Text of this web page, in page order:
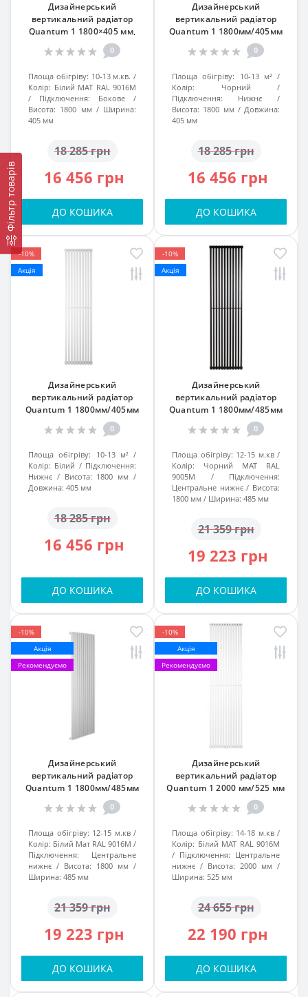
Фільтр товарів
Дизайнерський
вертикальний радіатор
Quantum 1 1800×405 мм,
Білий Матовий (RAL9016 М),
підкл. №34
0
Площа обігріву: 10-13 м.кв.
Колір: Білий МАТ RAL 9016M
Підключення:
Бокове
Висота: 1800 мм
Ширина:
405 мм
18 285 грн
16 456 грн
ДО КОШИКА
Дизайнерський
вертикальний радіатор
Quantum 1 1800мм/405мм
підк. №99 чорний
0
Площа обігріву:
10-13 м²
Колір:
Чорний
Підключення:
Нижнє
Висота: 1800 мм
Довжина:
405 мм
18 285 грн
16 456 грн
ДО КОШИКА
-10%
Акція
Дизайнерський
вертикальний радіатор
Quantum 1 1800мм/405мм
білий підк. №99
0
Площа обігріву:
10-13 м²
Колір: Білий
Підключення:
Нижнє
Висота: 1800 мм
Довжина: 405 мм
18 285 грн
16 456 грн
ДО КОШИКА
-10%
Акція
Дизайнерський
вертикальний радіатор
Quantum 1 1800мм/485мм
підк. №99 чорний
0
Площа обігріву: 12-15 м.кв
Колір:
Чорний МАТ RAL
9005M
Підключення:
Центральне нижнє
Висота:
1800 мм
Ширина: 485 мм
21 359 грн
19 223 грн
ДО КОШИКА
-10%
Акція
Рекомендуємо
Дизайнерський
вертикальний радіатор
Quantum 1 1800мм/485мм
білий підк. №99
0
Площа обігріву: 12-15 м.кв
Колір: Білий Мат RAL 9016M
Підключення:
Центральне
нижнє
Висота: 1800 мм
Ширина: 485 мм
21 359 грн
19 223 грн
ДО КОШИКА
-10%
Акція
Рекомендуємо
Дизайнерський
вертикальний радіатор
Quantum 1 2000 мм/525 мм
Білий МАТ RAL 9016М підк.
№99
0
Площа обігріву: 14-18 м.кв
Колір: Білий МАТ RAL 9016М
Підключення: Центральне
нижнє
Висота: 2000 мм
Ширина: 525 мм
24 655 грн
22 190 грн
ДО КОШИКА